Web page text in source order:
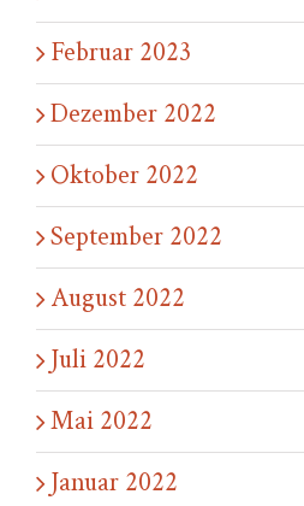
Februar 2023
Dezember 2022
Oktober 2022
September 2022
August 2022
Juli 2022
Mai 2022
Januar 2022